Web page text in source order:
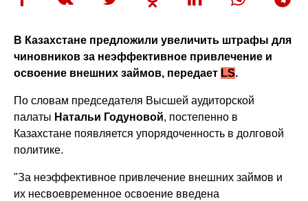
В Казахстане предложили увеличить штрафы для
чиновников за неэффективное привлечение и
освоение внешних займов, передает LS.
По словам председателя Высшей аудиторской
палаты Натальи Годуновой, постепенно в
Казахстане появляется упорядоченность в долговой
политике.
"За неэффективное привлечение внешних займов и
их несвоевременное освоение введена